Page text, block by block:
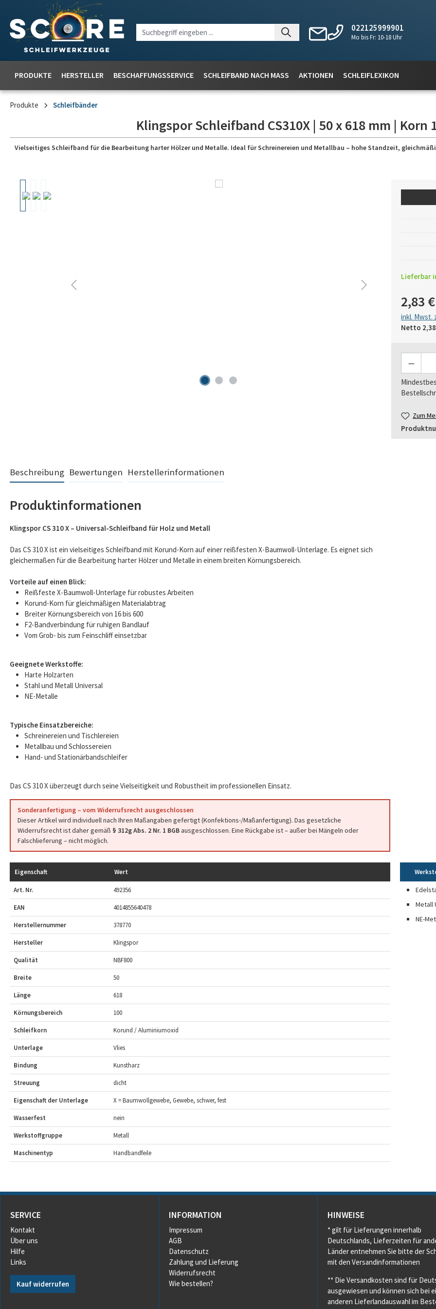
022125999901
Mo bis Fr: 10-18 Uhr
PRODUKTE HERSTELLER BESCHAFFUNGSSERVICE SCHLEIFBAND NACH MASS AKTIONEN SCHLEIFLEXIKON
Produkte Schleifbänder
Klingspor Schleifband CS310X | 50 x 618 mm | Korn
Vielseitiges Schleifband für die Bearbeitung harter Hölzer und Metalle. Ideal für Schreinereien und Metallbau – hohe Standzeit,
Lieferbar
2,83 €
inkl. Mwst.
Netto
Zum
Beschreibung Bewertungen Herstellerinformationen
Produktinformationen
Klingspor CS 310 X – Universal-Schleifband für Holz und Metall
Das CS 310 X ist ein vielseitiges Schleifband mit Korund-Korn auf einer reißfesten X-Baumwoll-Unterlage. Es eignet sich
gleichermaßen für die Bearbeitung harter Hölzer und Metalle in einem breiten Körnungsbereich.
Vorteile auf einen Blick:
Reißfeste X-Baumwoll-Unterlage für robustes Arbeiten
Korund-Korn für gleichmäßigen Materialabtrag
Breiter Körnungsbereich von 16 bis 600
F2-Bandverbindung für ruhigen Bandlauf
Vom Grob- bis zum Feinschliff einsetzbar
Geeignete Werkstoffe:
Harte Holzarten
Stahl und Metall Universal
NE-Metalle
Typische Einsatzbereiche:
Schreinereien und Tischlereien
Metallbau und Schlossereien
Hand- und Stationärbandschleifer
Das CS 310 X überzeugt durch seine Vielseitigkeit und Robustheit im professionellen Einsatz.
Sonderanfertigung – vom Widerrufsrecht ausgeschlossen
Dieser Artikel wird individuell nach Ihren Maßangaben gefertigt (Konfektions-/Maßanfertigung). Das gesetzliche
Widerrufsrecht ist daher gemäß § 312g Abs. 2 Nr. 1 BGBausgeschlossen. Eine Rückgabe ist – außer bei Mängeln oder
Falschlieferung – nicht möglich.
Eigenschaft Wert
Art. Nr. 492356
EAN 4014855640478
Herstellernummer 378770
Hersteller Klingspor
Qualität NBF800
Breite 50
Länge 618
Körnungsbereich 100
Schleifkorn Korund / Aluminiumoxid
Unterlage Vlies
Bindung Kunstharz
Streuung dicht
Eigenschaft der Unterlage X = Baumwollgewebe, Gewebe, schwer, fest
Wasserfest nein
Werkstoffgruppe Metall
Maschinentyp Handbandfeile
Metall
NE-
SERVICE
Kontakt
Über uns
Hilfe
Links
Kauf widerrufen
INFORMATION
Impressum
AGB
Datenschutz
Zahlung und Lieferung
Widerrufsrecht
Wie bestellen?
HINWEISE
* gilt für Lieferungen innerhalb
Deutschlands, Lieferzeiten für
Länder entnehmen Sie bitte der
mit den Versandinformationen
** Die Versandkosten sind für
ausgewiesen und können sich bei
anderen Lieferlandauswahl im